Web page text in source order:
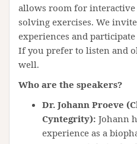
allows room for
solving exercises. We
experiences and
If you prefer to listen and
well.
Who are the speakers?
Dr. Johann Proeve
Cyntegrity): Johann
experience as a